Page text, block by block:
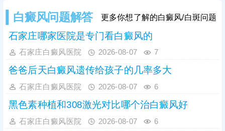
白癜风问题解答 更多你想了解的白癜风/白斑问题
石家庄哪家医院是专门看白癜风的
石家庄白癜风医院 2026-08-07 7
爸爸后天白癜风遗传给孩子的几率多大
石家庄白癜风医院 2026-08-07 6
黑色素种植和308激光对比哪个治白癜风好
石家庄白癜风医院 2026-08-07 6